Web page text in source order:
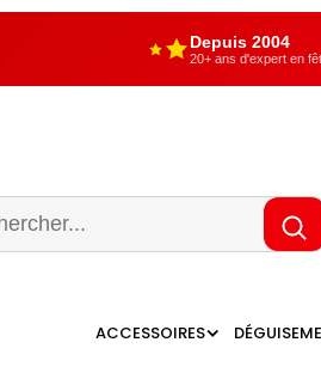
Depuis 2004
20+ ans d'expert en
ACCESSOIRES